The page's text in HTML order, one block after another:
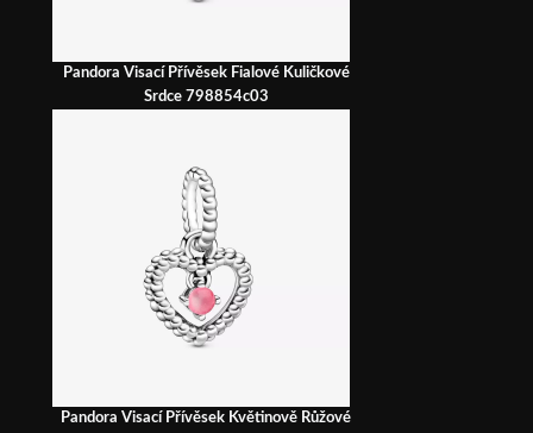
Pandora Visací Přívěsek Fialové Kuličkové
Srdce 798854c03
Pandora Visací Přívěsek Květinově Růžové